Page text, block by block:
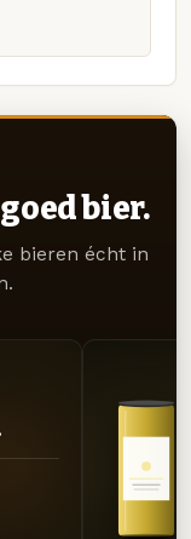
bier.
bieren écht in